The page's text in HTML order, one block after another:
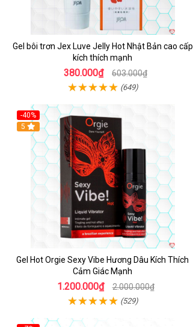
Gel bôi trơn Jex Luve Jelly Hot Nhật Bản cao cấp
kích thích mạnh
380.000₫ 603.000₫
(649)
-40%
Hot
5
Gel Hot Orgie Sexy Vibe Hương Dâu Kích Thích
Cảm Giác Mạnh
1.200.000₫ 2.000.000₫
(529)